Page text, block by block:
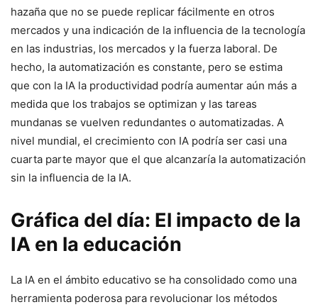
hazaña que no se puede replicar fácilmente en otros
mercados y una indicación de la influencia de la tecnología
en las industrias, los mercados y la fuerza laboral. De
hecho, la automatización es constante, pero se estima
que con la IA la productividad podría aumentar aún más a
medida que los trabajos se optimizan y las tareas
mundanas se vuelven redundantes o automatizadas. A
nivel mundial, el crecimiento con IA podría ser casi una
cuarta parte mayor que el que alcanzaría la automatización
sin la influencia de la IA.
Gráfica del día: El impacto de la
IA en la educación
La IA en el ámbito educativo se ha consolidado como una
herramienta poderosa para revolucionar los métodos